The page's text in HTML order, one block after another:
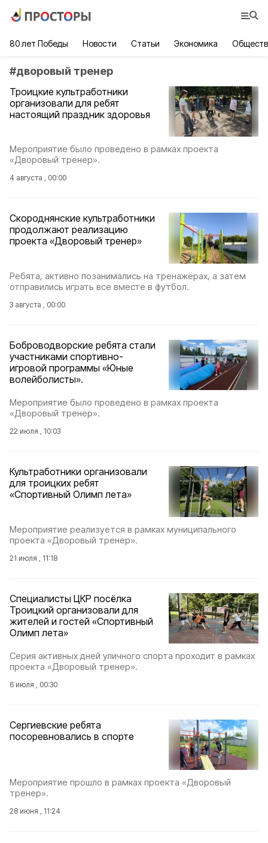
80 лет Победы Новости Статьи Экономика
#дворовый тренер
Троицкие культработники
организовали для ребят
настоящий праздник здоровья
Мероприятие было проведено в рамках проекта
«Дворовый тренер».
4 августа , 00:00
Скороднянские культработники
продолжают реализацию
проекта «Дворовый тренер»
Ребята, активно позанимались на тренажёрах, а затем
отправились играть все вместе в футбол.
3 августа , 00:00
Боброводворские ребята стали
участниками спортивно-
игровой программы «Юные
волейболисты».
Мероприятие было проведено в рамках проекта
«Дворовый тренер».
22 июля , 10:03
Культработники организовали
для троицких ребят
«Спортивный Олимп лета»
Мероприятие реализуется в рамках муниципального
проекта «Дворовый тренер».
21 июля , 11:18
Специалисты ЦКР посёлка
Троицкий организовали для
жителей и гостей «Спортивный
Олимп лета»
Серия активных дней уличного спорта проходит в рамках
проекта «Дворовый тренер».
6 июля , 00:30
Сергиевские ребята
посоревновались в спорте
Мероприятие прошло в рамках проекта «Дворовый
тренер».
28 июня , 11:24